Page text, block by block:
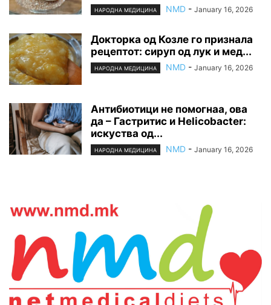
НАРОДНА МЕДИЦИНА NMD - January 16, 2026
Докторка од Козле го признала
рецептот: сируп од лук и мед...
НАРОДНА МЕДИЦИНА NMD - January 16, 2026
Антибиотици не помогнаа, ова
да – Гастритис и Helicobacter:
искуства од...
НАРОДНА МЕДИЦИНА NMD - January 16, 2026